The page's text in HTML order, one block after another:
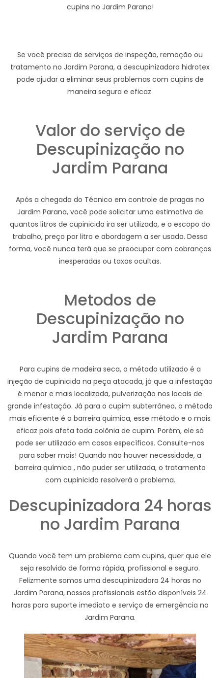
cupins no Jardim Parana!
Se você precisa de serviços de inspeção, remoção ou
tratamento no Jardim Parana, a descupinizadora hidrotex
pode ajudar a eliminar seus problemas com cupins de
maneira segura e eficaz.
Valor do serviço de
Descupinização no
Jardim Parana
Após a chegada do Técnico em controle de pragas no
Jardim Parana, você pode solicitar uma estimativa de
quantos litros de cupinicida ira ser utilizada, e o escopo do
trabalho, preço por litro e abordagem a ser usada. Dessa
forma, você nunca terá que se preocupar com cobranças
inesperadas ou taxas ocultas.
Metodos de
Descupinização no
Jardim Parana
Para cupins de madeira seca, o método utilizado é a
injeção de cupinicida na peça atacada, já que a infestação
é menor e mais localizada, pulverização nos locais de
grande infestação. Já para o cupim subterrâneo, o método
mais eficiente é a barreira quimica, esse método e o mais
eficaz pois afeta toda colônia de cupim. Porém, ele só
pode ser utilizado em casos específicos. Consulte-nos
para saber mais! Quando não houver necessidade, a
barreira química , não puder ser utilizada, o tratamento
com cupinicida resolverá o problema.
Descupinizadora 24 horas
no Jardim Parana
Quando você tem um problema com cupins, quer que ele
seja resolvido de forma rápida, profissional e seguro.
Felizmente somos uma descupinizadora 24 horas no
Jardim Parana, nossos profissionais estão disponíveis 24
horas para suporte imediato e serviço de emergência no
Jardim Parana.